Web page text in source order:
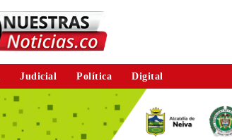
Judicial Política Digital